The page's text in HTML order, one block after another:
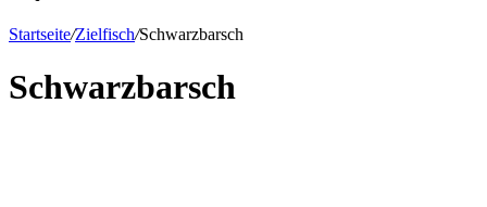
Startseite/Zielfisch/Schwarzbarsch
Schwarzbarsch